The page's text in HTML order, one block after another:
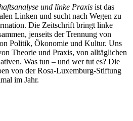
und linke Praxis ist das
Linken und sucht nach Wegen zu
Die Zeitschrift bringt linke
jenseits der Trennung von
Politik, Ökonomie und Kultur. Uns
Theorie und Praxis, von alltäglichen
Was tun – und wer tut es? Die
von der Rosa-Luxemburg-Stiftung
im Jahr.